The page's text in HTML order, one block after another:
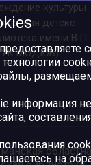
культуры
детско-
имени В.П.
МОДЮБ)
информация
на